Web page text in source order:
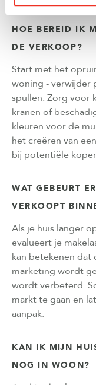
HOE BEREID IK
DE VERKOOP?
Start met het
woning - verwijder
spullen. Zorg voor
kranen of
kleuren voor de
het creëren van
bij potentiële
WAT GEBEURT
VERKOOPT
Als je huis langer
evalueert je
kan betekenen dat
marketing wordt
wordt verbeterd.
markt te gaan en
aanpak.
KAN IK MIJN
NOG IN WOON?